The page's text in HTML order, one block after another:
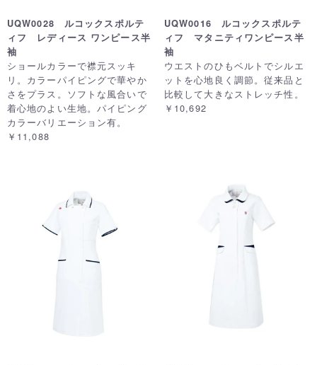
UQW0028 ルコックスポルテ
ィフ レディース ワンピース半
袖
ショールカラーで襟元スッキ
リ。カラーパイピングで華やか
さをプラス。ソフトな風合いで
着心地のよい生地。パイピング
カラーバリエーション有。
￥11,088
UQW0016 ルコックスポルテ
ィフ マタニティワンピース半
袖
ウエストのひもベルトでシルエ
ットを心地良く調節。従来品と
比較して大きなストレッチ性。
￥10,692